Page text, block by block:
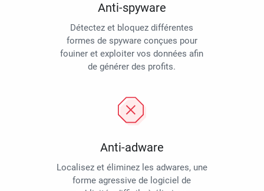
Anti-spyware
Détectez et bloquez différentes
formes de spyware conçues pour
fouiner et exploiter vos données afin
de générer des profits.
Anti-adware
Localisez et éliminez les adwares, une
forme agressive de logiciel de